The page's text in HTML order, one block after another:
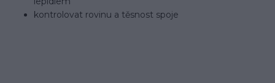
kontrolovat rovinu a těsnost spoje